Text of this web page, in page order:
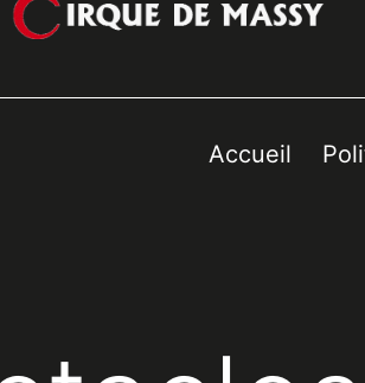
Accueil